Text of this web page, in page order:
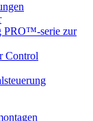
PRO™-serie zur
Control